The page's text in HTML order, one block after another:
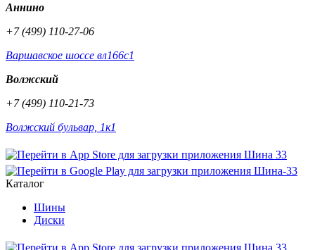
Аннино
+7 (499) 110-27-06
Варшавское шоссе вл166с1
Волжский
+7 (499) 110-21-73
Волжский бульвар, 1к1
Каталог
Шины
Диски